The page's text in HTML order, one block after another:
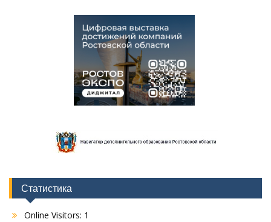
Статистика
Online Visitors: 1